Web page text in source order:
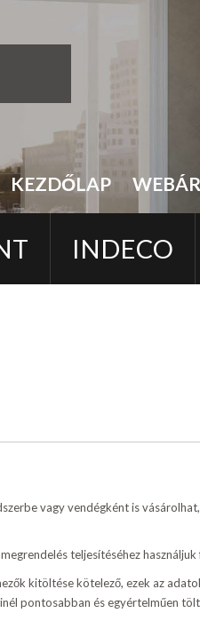
KEZDŐLAP
INDECO
vagy vendégként is
teljesítéséhez használjuk
kitöltése kötelező, ezek az
pontosabban és egyértelműen